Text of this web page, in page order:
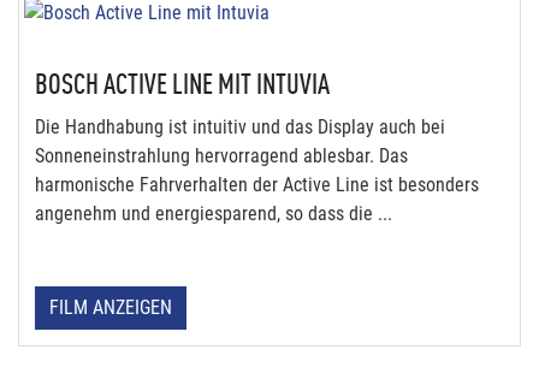
BOSCH ACTIVE LINE MIT INTUVIA
Die Handhabung ist intuitiv und das Display auch bei
Sonneneinstrahlung hervorragend ablesbar. Das
harmonische Fahrverhalten der Active Line ist besonders
angenehm und energiesparend, so dass die ...
FILM ANZEIGEN